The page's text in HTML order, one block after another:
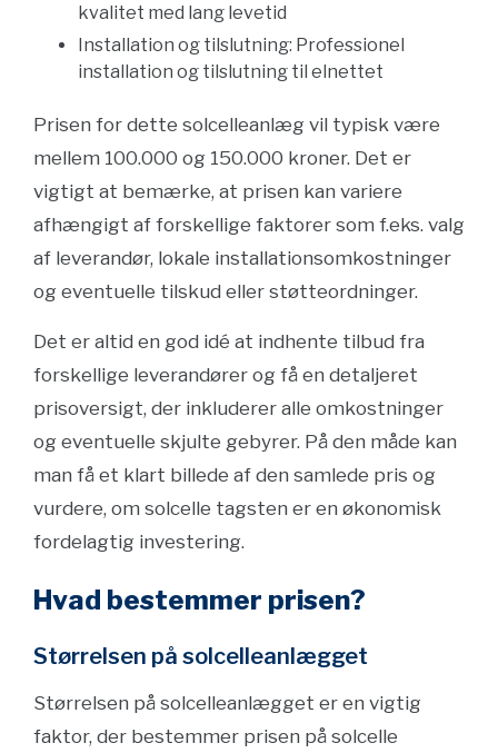
kvalitet med lang levetid
Installation og tilslutning: Professionel
installation og tilslutning til elnettet
Prisen for dette solcelleanlæg vil typisk være
mellem 100.000 og 150.000 kroner. Det er
vigtigt at bemærke, at prisen kan variere
afhængigt af forskellige faktorer som f.eks. valg
af leverandør, lokale installationsomkostninger
og eventuelle tilskud eller støtteordninger.
Det er altid en god idé at indhente tilbud fra
forskellige leverandører og få en detaljeret
prisoversigt, der inkluderer alle omkostninger
og eventuelle skjulte gebyrer. På den måde kan
man få et klart billede af den samlede pris og
vurdere, om solcelle tagsten er en økonomisk
fordelagtig investering.
Hvad bestemmer prisen?
Størrelsen på solcelleanlægget
Størrelsen på solcelleanlægget er en vigtig
faktor, der bestemmer prisen på solcelle